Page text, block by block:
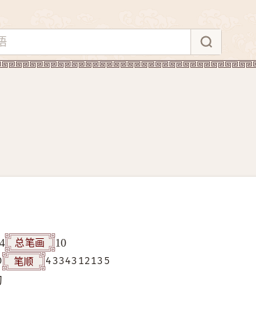
4 总笔画
10
笔顺
4334312135